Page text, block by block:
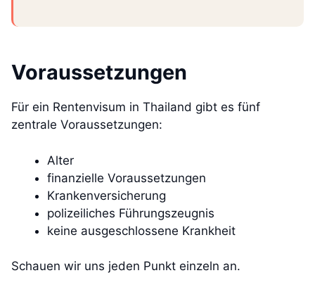
Voraussetzungen
Für ein Rentenvisum in Thailand gibt es fünf
zentrale Voraussetzungen:
Alter
finanzielle Voraussetzungen
Krankenversicherung
polizeiliches Führungszeugnis
keine ausgeschlossene Krankheit
Schauen wir uns jeden Punkt einzeln an.